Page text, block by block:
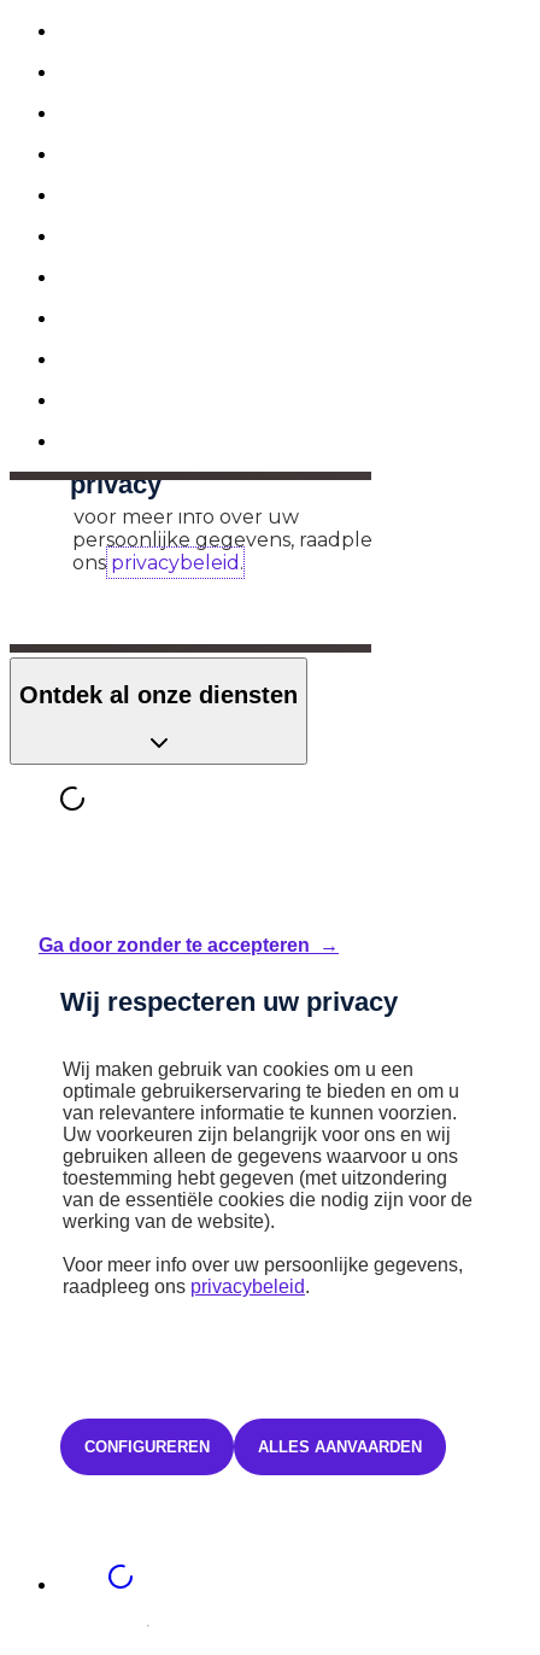
Ontdek al onze diensten
Ga door zonder te accepteren →
Wij respecteren uw privacy
Wij maken gebruik van cookies om u een
optimale gebruikerservaring te bieden en om u
van relevantere informatie te kunnen voorzien.
Uw voorkeuren zijn belangrijk voor ons en wij
gebruiken alleen de gegevens waarvoor u ons
toestemming hebt gegeven (met uitzondering
van de essentiële cookies die nodig zijn voor de
werking van de website).
Voor meer info over uw persoonlijke gegevens,
raadpleeg ons privacybeleid.
CONFIGUREREN ALLES AANVAARDEN